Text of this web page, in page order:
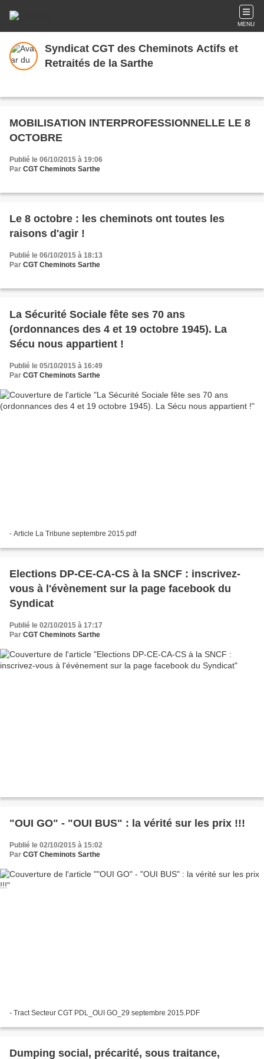
MENU
Syndicat CGT des Cheminots Actifs et
Retraités de la Sarthe
MOBILISATION INTERPROFESSIONNELLE LE 8
OCTOBRE
Publié le 06/10/2015 à 19:06
Par CGT Cheminots Sarthe
Le 8 octobre : les cheminots ont toutes les
raisons d'agir !
Publié le 06/10/2015 à 18:13
Par CGT Cheminots Sarthe
La Sécurité Sociale fête ses 70 ans
(ordonnances des 4 et 19 octobre 1945). La
Sécu nous appartient !
Publié le 05/10/2015 à 16:49
Par CGT Cheminots Sarthe
- Article La Tribune septembre 2015.pdf
Elections DP-CE-CA-CS à la SNCF : inscrivez-
vous à l'évènement sur la page facebook du
Syndicat
Publié le 02/10/2015 à 17:17
Par CGT Cheminots Sarthe
"OUI GO" - "OUI BUS" : la vérité sur les prix !!!
Publié le 02/10/2015 à 15:02
Par CGT Cheminots Sarthe
- Tract Secteur CGT PDL_OUI GO_29 septembre 2015.PDF
Dumping social, précarité, sous traitance,